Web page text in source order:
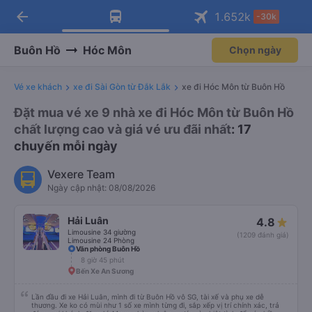
Tải app Vexere ngay!
Nhận ưu đãi thành viên độc
Mở app
Tải app Vexere
-30k/ghế khi đặt vé máy bay qua
Mở app
arrow_back 1.652k -30k
Buôn Hồ Hóc Môn Chọn ngày
Vé xe khách xe đi Sài Gòn từ Đắk Lắk xe đi Hóc Môn từ Buôn Hồ
Đặt mua vé xe 9 nhà xe đi Hóc Môn từ Buôn Hồ
chất lượng cao và giá vé ưu đãi nhất: 17
chuyến mỗi ngày
Vexere Team
Ngày cập nhật: 08/08/2026
Hải Luân
Limousine 34 giường
Limousine 24 Phòng
4.8
(1209 đánh giá)
Văn phòng Buôn Hồ
8 giờ 45 phút
Bến Xe An Sương
Lần đầu đi xe Hải Luân, mình đi từ Buôn Hồ vô SG, tài xế và phụ xe dễ
thương. Xe ko có mùi như 1 số xe mình từng đi, sắp xếp vị trí chính xác, trả